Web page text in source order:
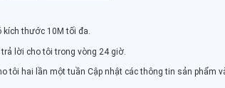
kích thước 10M tối đa.
lời cho tôi trong vòng 24 giờ.
tôi hai lần một tuần Cập nhật các thông tin sản phẩm